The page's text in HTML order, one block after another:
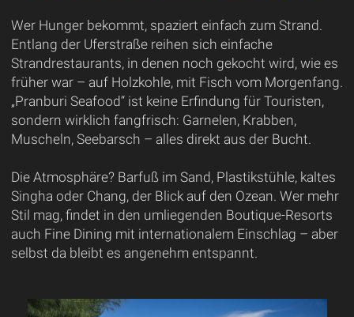
Wer Hunger bekommt, spaziert einfach zum Strand.
Entlang der Uferstraße reihen sich einfache
Strandrestaurants, in denen noch gekocht wird, wie es
früher war – auf Holzkohle, mit Fisch vom Morgenfang.
„Pranburi Seafood“ ist keine Erfindung für Touristen,
sondern wirklich fangfrisch: Garnelen, Krabben,
Muscheln, Seebarsch – alles direkt aus der Bucht.
Die Atmosphäre? Barfuß im Sand, Plastikstühle, kaltes
Singha oder Chang, der Blick auf den Ozean. Wer mehr
Stil mag, findet in den umliegenden Boutique-Resorts
auch Fine Dining mit internationalem Einschlag – aber
selbst da bleibt es angenehm entspannt.